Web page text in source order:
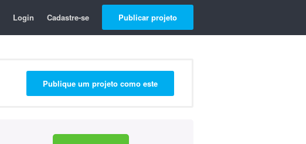
Login Cadastre-se Publicar projeto
Publique um projeto como este